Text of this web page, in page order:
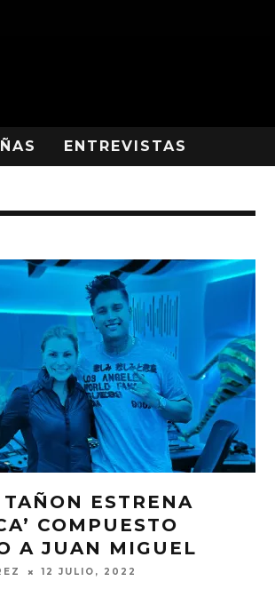
ENTREVISTAS
ESTRENA
COMPUESTO
A JUAN MIGUEL
12 JULIO, 2022